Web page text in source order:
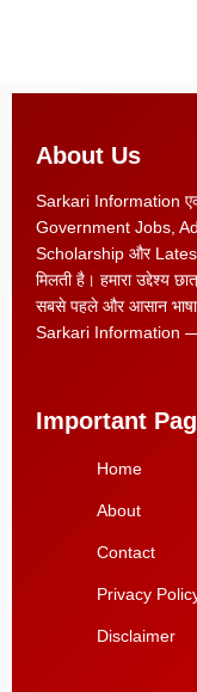
About Us
Sarkari Information एक
Government Jobs,
Scholarship और Latest
मिलती है। हमारा उद्देश्य
सबसे पहले और आसान
Sarkari Information —
Important
Home
About
Contact
Privacy
Disclaimer